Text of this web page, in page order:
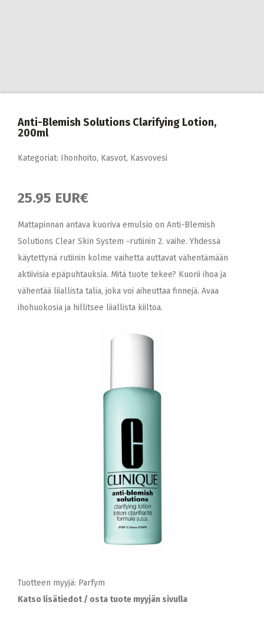
Anti-Blemish Solutions Clarifying Lotion,
200ml
Kategoriat: Ihonhoito, Kasvot, Kasvovesi
25.95 EUR€
Mattapinnan antava kuoriva emulsio on Anti-Blemish
Solutions Clear Skin System -rutiinin 2. vaihe. Yhdessä
käytettynä rutiinin kolme vaihetta auttavat vähentämään
aktiivisia epäpuhtauksia. Mitä tuote tekee? Kuorii ihoa ja
vähentää liiallista talia, joka voi aiheuttaa finnejä. Avaa
ihohuokosia ja hillitsee liiallista kiiltoa.
Tuotteen myyjä: Parfym
Katso lisätiedot / osta tuote myyjän sivulla